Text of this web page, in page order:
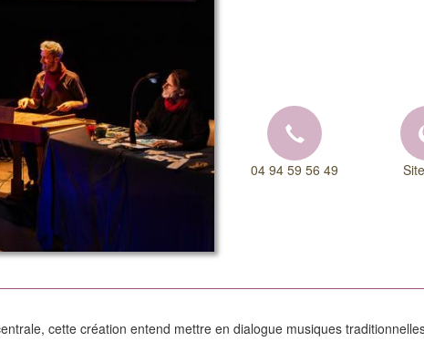
04 94 59 56 49
cette création entend mettre en dialogue musiques